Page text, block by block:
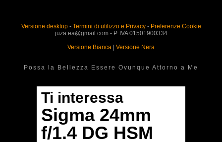
Versione desktop- Termini di utilizzo e Privacy- Preferenze Cookie
juza.ea@gmail.com - P. IVA 01501900334
Versione Bianca
Versione Nera
Possa la Bellezza Essere Ovunque Attorno a Me